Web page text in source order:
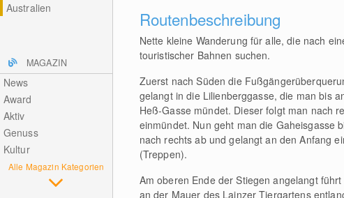
Australien
MAGAZIN
News
Award
Aktiv
Genuss
Kultur
Alle Magazin Kategorien
Routenbeschreibung
Nette kleine Wanderung für alle, die nach
touristischer Bahnen suchen.
Zuerst nach Süden die
gelangt in die Lilienberggasse, die man bis
Heß-Gasse mündet. Dieser folgt man nach
einmündet. Nun geht man die Gaheisgasse
nach rechts ab und gelangt an den Anfang
(Treppen).
Am oberen Ende der Stiegen angelangt
an der Mauer des Lainzer Tiergartens